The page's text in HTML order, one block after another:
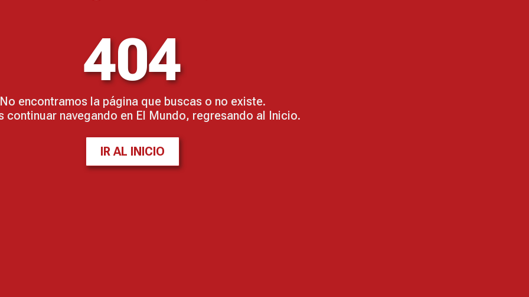
404
No encontramos la página que buscas o no existe.
continuar navegando en El Mundo, regresando al Inicio.
IR AL INICIO